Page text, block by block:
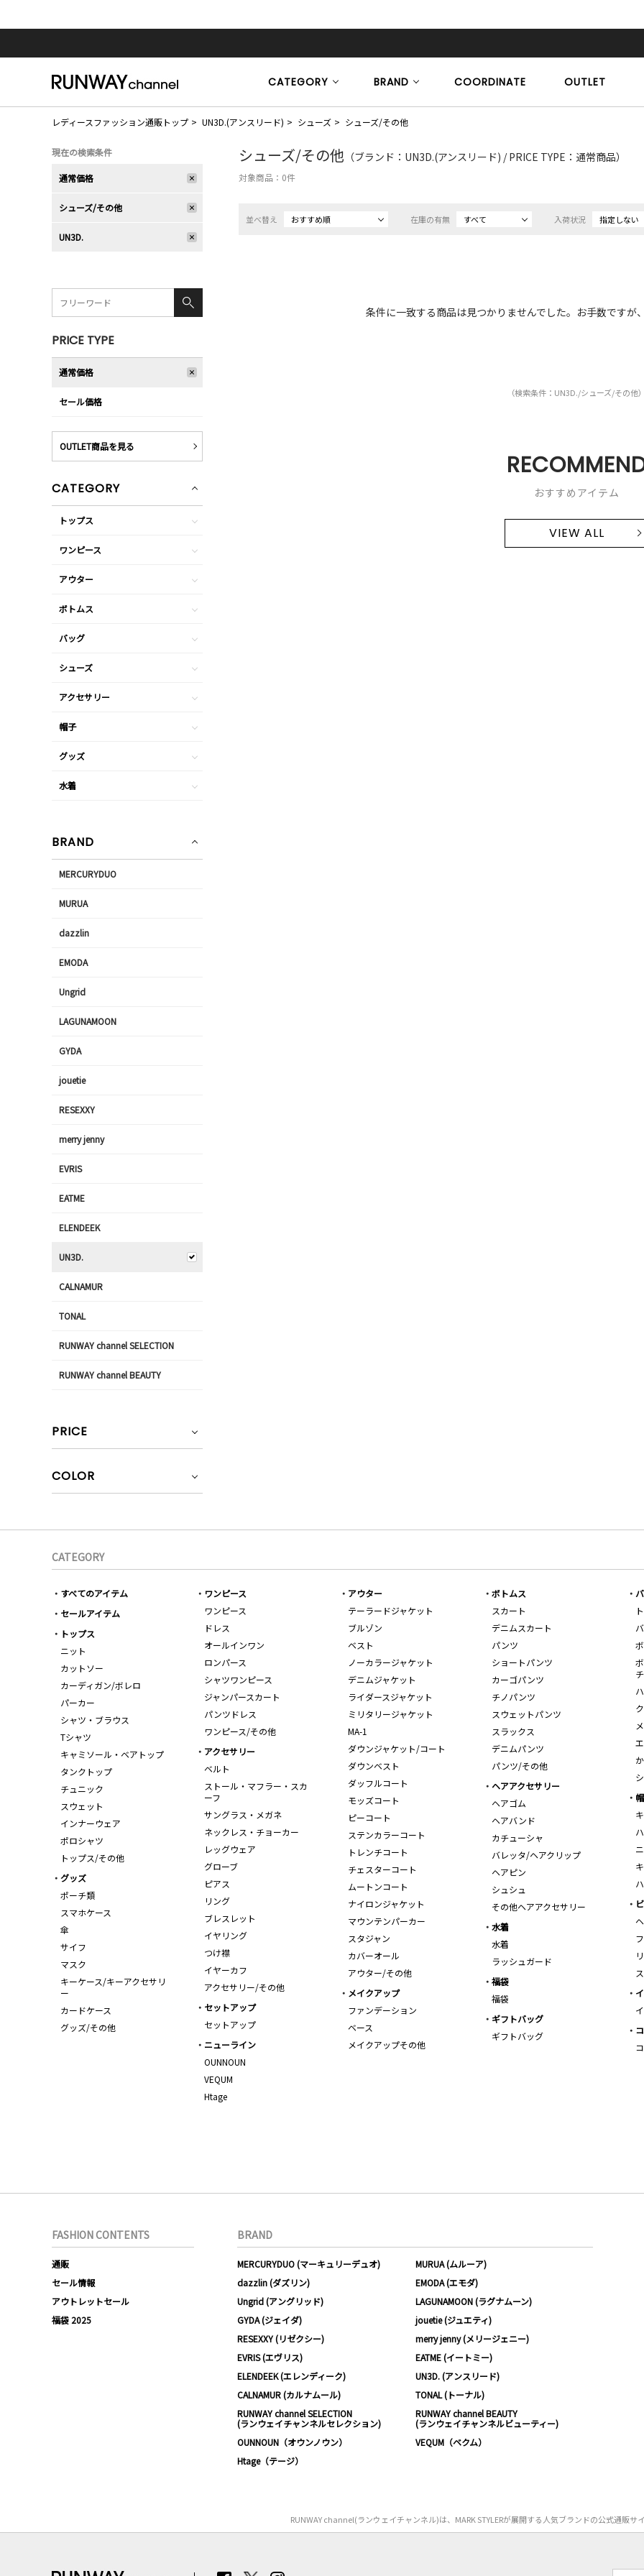
CATEGORY BRAND COORDINATE OUTLET
レディースファッション通販トップ UN3D.(アンスリード) シューズ シューズ/その他
シューズ/その他 （ブランド：UN3D.(アンスリード) / PRICE TYPE：通常商品）
対象商品： 0件
並べ替え おすすめ順 在庫の有無 すべて 入荷状況 指定しない
条件に一致する商品は見つかりませんでした。お手数ですが
（検索条件：UN3D./シューズ/その他）
おすすめアイテム
VIEW ALL
現在の検索条件
通常価格
シューズ/その他
UN3D.
PRICE TYPE
通常価格
セール価格
OUTLET商品を見る
CATEGORY
トップス
ワンピース
アウター
ボトムス
バッグ
シューズ
アクセサリー
帽子
グッズ
水着
BRAND
MERCURYDUO
MURUA
dazzlin
EMODA
Ungrid
LAGUNAMOON
GYDA
jouetie
RESEXXY
merry jenny
EVRIS
EATME
ELENDEEK
UN3D.
CALNAMUR
TONAL
RUNWAY channel SELECTION
RUNWAY channel BEAUTY
PRICE
COLOR
CATEGORY
すべてのアイテム
セールアイテム
トップス
ニット
カットソー
カーディガン/ボレロ
パーカー
シャツ・ブラウス
Tシャツ
キャミソール・ベアトップ
タンクトップ
チュニック
スウェット
インナーウェア
ポロシャツ
トップス/その他
ワンピース
ワンピース
ドレス
オールインワン
ロンパース
シャツワンピース
ジャンパースカート
パンツドレス
ワンピース/その他
アウター
テーラードジャケット
ブルゾン
ベスト
ノーカラージャケット
デニムジャケット
ライダースジャケット
ミリタリージャケット
MA-1
ダウンジャケット/コート
ダウンベスト
ダッフルコート
モッズコート
ピーコート
ステンカラーコート
トレンチコート
チェスターコート
ムートンコート
ナイロンジャケット
マウンテンパーカー
スタジャン
カバーオール
アウター/その他
ボトムス
スカート
デニムスカート
パンツ
ショートパンツ
カーゴパンツ
チノパンツ
スウェットパンツ
スラックス
デニムパンツ
パンツ/その他
チ
アクセサリー
ベルト
ストール・マフラー・スカ
ーフ
サングラス・メガネ
ネックレス・チョーカー
レッグウェア
グローブ
ピアス
リング
ブレスレット
イヤリング
つけ襟
イヤーカフ
アクセサリー/その他
ヘアアクセサリー
ヘアゴム
ヘアバンド
カチューシャ
バレッタ/ヘアクリップ
ヘアピン
シュシュ
その他ヘアアクセサリー
グッズ
ポーチ類
スマホケース
傘
サイフ
マスク
キーケース/キーアクセサリ
ー
カードケース
グッズ/その他
水着
水着
ラッシュガード
福袋
福袋
メイクアップ
ファンデーション
ベース
メイクアップその他
セットアップ
セットアップ
ギフトバッグ
ギフトバッグ
ニューライン
OUNNOUN
VEQUM
Htage
FASHION CONTENTS
通販
セール情報
アウトレットセール
福袋 2025
BRAND
MERCURYDUO (マーキュリーデュオ)
MURUA (ムルーア)
dazzlin (ダズリン)
EMODA (エモダ)
Ungrid (アングリッド)
LAGUNAMOON (ラグナムーン)
GYDA (ジェイダ)
jouetie (ジュエティ)
RESEXXY (リゼクシー)
merry jenny (メリージェニー)
EVRIS (エヴリス)
EATME (イートミー)
ELENDEEK (エレンディーク)
UN3D. (アンスリード)
CALNAMUR (カルナムール)
TONAL (トーナル)
RUNWAY channel SELECTION
(ランウェイチャンネルセレクション)
RUNWAY channel BEAUTY
(ランウェイチャンネルビューティー)
OUNNOUN（オウンノウン）
VEQUM（ベクム）
Htage（テージ）
RUNWAY channel(ランウェイチャンネル)は、MARK STYLERが展開する人気ブランドの公式通販サイ